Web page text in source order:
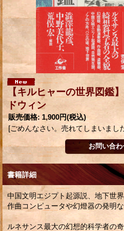
【キルヒャーの世界図
ドウィン
販売価格: 1,900円(税込)
[ごめんなさい。売れてしまいまし
書籍詳細
中国文明エジプト起源説、地下世
作曲コンピュータや幻燈器の発明な
ルネサンス最大の幻想的科学者の